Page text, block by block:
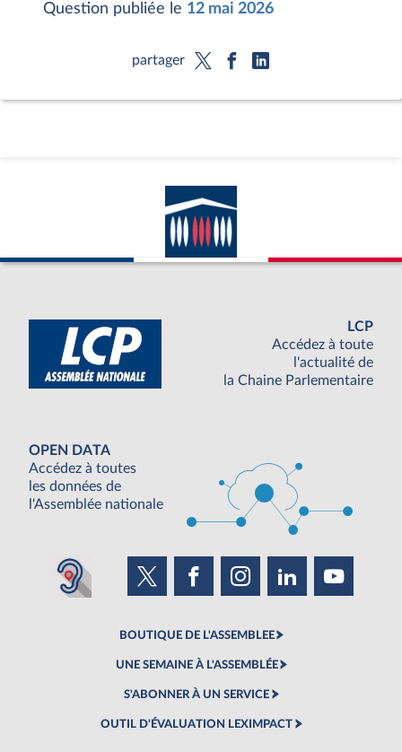
Question publiée le 12 mai 2026
partager
LCP
Accédez à toute
l'actualité de
la Chaine Parlementaire
OPEN DATA
Accédez à toutes
les données de
l'Assemblée nationale
BOUTIQUE DE L'ASSEMBLEE
UNE SEMAINE À L'ASSEMBLÉE
S'ABONNER À UN SERVICE
OUTIL D'ÉVALUATION LEXIMPACT